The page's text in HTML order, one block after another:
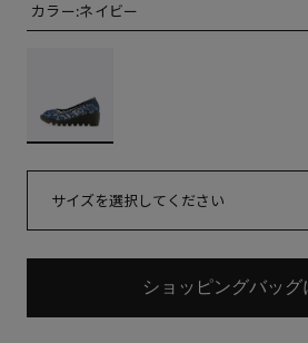
カラー:ネイビー
サイズを選択してください
ショッピングバッグ